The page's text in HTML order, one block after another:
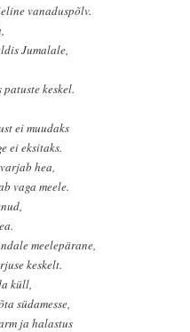
vanaduspõlv.
Jumalale,
keskel.
ei muudaks
ei eksitaks.
hea,
vaga meele.
meelepärane,
keskelt.
küll,
südamesse,
ja halastus